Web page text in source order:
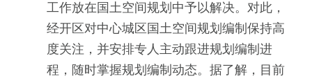
工作放在国土空间规划中予以解决。对此，
经开区对中心城区国土空间规划编制保持高
度关注，并安排专人主动跟进规划编制进
程，随时掌握规划编制动态。据了解，目前